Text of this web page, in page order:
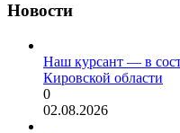
Новости
Наш курсант — в
Кировской области
0
02.08.2026